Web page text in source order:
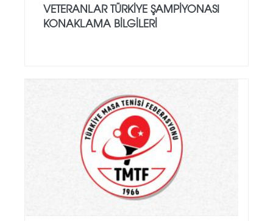
VETERANLAR TÜRKIYE ŞAMPIYONASI
KONAKLAMA BILGILERI